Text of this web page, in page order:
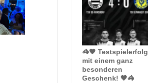
🦓🖤 Testspielerfolg
mit einem ganz
besonderen
Geschenk! 🖤🦓